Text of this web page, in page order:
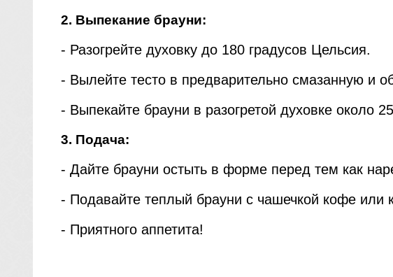
2. Выпекание брауни:
- Разогрейте духовку до 180 градусов Цельсия.
- Вылейте тесто в предварительно смазанную и
- Выпекайте брауни в разогретой духовке около
3. Подача:
- Дайте брауни остыть в форме перед тем как
- Подавайте теплый брауни с чашечкой кофе
- Приятного аппетита!